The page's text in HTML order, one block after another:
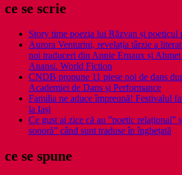
ce se scrie
Story time poezia lui Răzvan și poeticul
Aurora Venturini, revelația târzie a
noi traduceri din Annie Ernaux și
Anansi. World Fiction
CNDB propune 11 piese noi de dans
Academiei de Dans și Performance
Familia ne aduce împreună! Festivalul
la Iași
Ce gust ai zice că au ”poetic relațional”
sonoră” când sunt traduse în înghețată
ce se spune